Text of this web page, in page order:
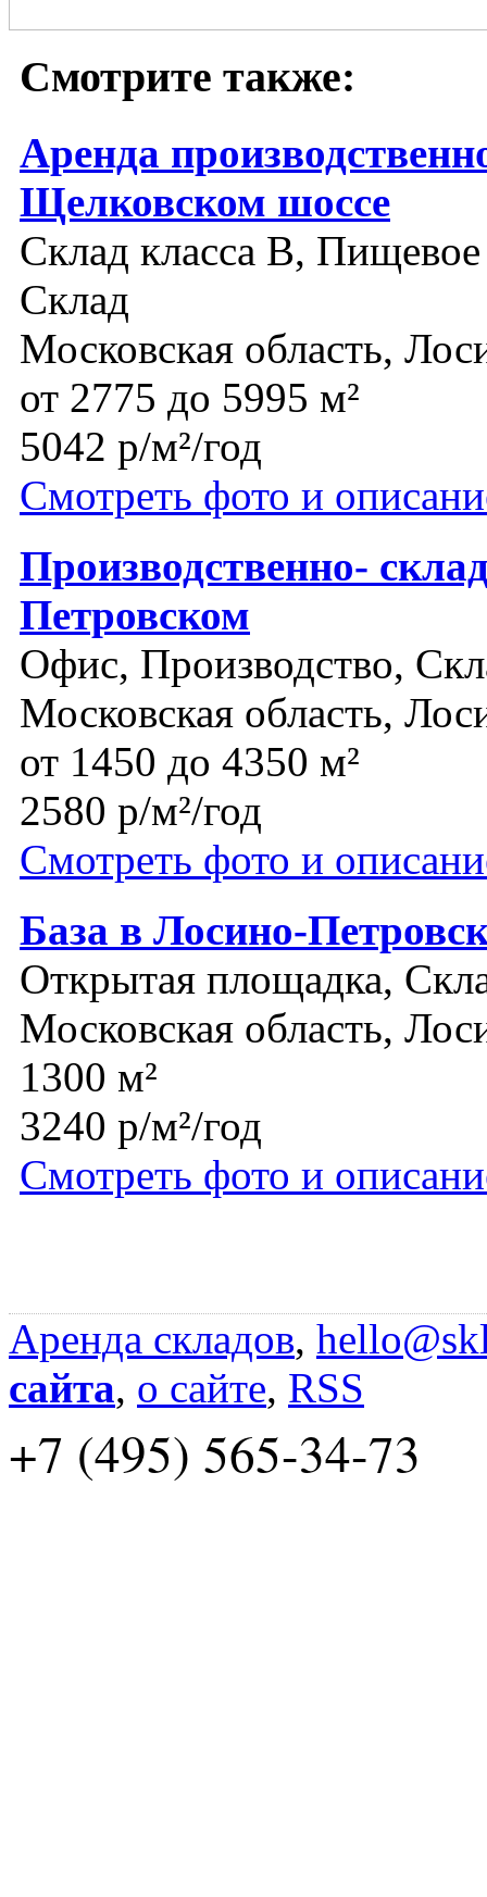
Смотрите также:
Аренда
Щелковском шоссе
Склад класса B,
Склад
Московская область,
от 2775 до 5995 м²
5042 р/м²/год
Смотреть фото и
Производственно-
Петровском
Офис, Производство,
Московская область,
от 1450 до 4350 м²
2580 р/м²/год
Смотреть фото и
База в Лосино-
Открытая площадка,
Московская область,
1300 м²
3240 р/м²/год
Смотреть фото и
Аренда складов,
сайта, о сайте, RSS
+7 (495) 565-34-73